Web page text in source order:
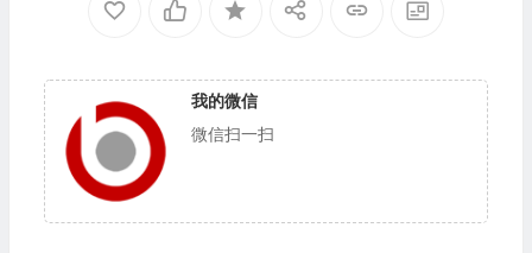
我的微信
微信扫一扫